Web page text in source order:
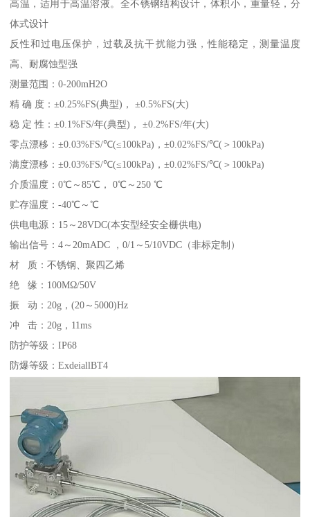
高温，适用于高温溶液。全不锈钢结构设计，体积小，重量轻，分
体式设计
反性和过电压保护，过载及抗干扰能力强，性能稳定，测量温度
高、耐腐蚀型强
测量范围：0-200mH2O
精 确 度：±0.25%FS(典型)， ±0.5%FS(大)
稳 定 性：±0.1%FS/年(典型)， ±0.2%FS/年(大)
零点漂移：±0.03%FS/℃(≤100kPa)，±0.02%FS/℃(＞100kPa)
满度漂移：±0.03%FS/℃(≤100kPa)，±0.02%FS/℃(＞100kPa)
介质温度：0℃～85℃， 0℃～250 ℃
贮存温度：-40℃～℃
供电电源：15～28VDC(本安型经安全栅供电)
输出信号：4～20mADC ，0/1～5/10VDC（非标定制）
材 质：不锈钢、聚四乙烯
绝 缘：100MΩ/50V
振 动：20g，(20～5000)Hz
冲 击：20g，11ms
防护等级：IP68
防爆等级：ExdeiallBT4